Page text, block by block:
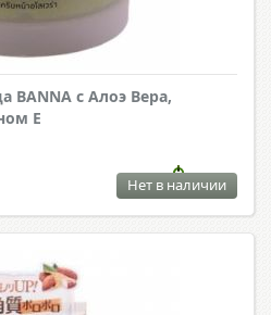
BANNA с Алоэ Вера,
Е
Нет в наличии